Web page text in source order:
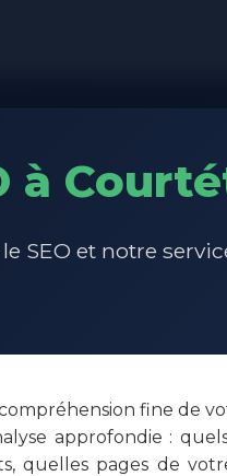
à
SEO et notre
fine de
approfondie :
quelles pages de